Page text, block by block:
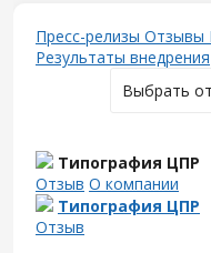
Пресс-релизы Отзывы
Результаты внедрения
Выбрать
Типография ЦПР
Отзыв О компании
Типография ЦПР
Отзыв